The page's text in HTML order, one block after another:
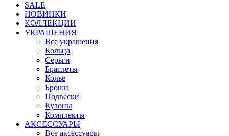
SALE
НОВИНКИ
КОЛЛЕКЦИИ
УКРАШЕНИЯ
Все украшения
Кольца
Серьги
Браслеты
Колье
Броши
Подвески
Кулоны
Комплекты
АКСЕССУАРЫ
Все аксессуары